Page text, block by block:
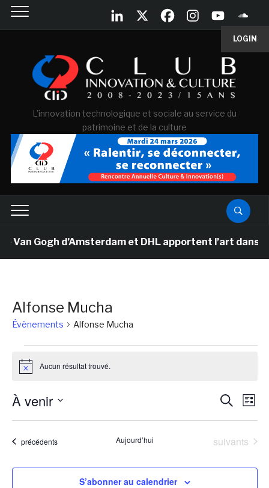
LOGIN
L'innovation technologique et sociale au service du
patrimoine et de la culture
Van Gogh d’Amsterdam et DHL apportent l’art dans
Alfonse Mucha
Évènements Alfonse Mucha
Évènements
Notice Aucun résultat trouvé.
et
Liste
À venir
Sélectionnez
Évènements
précédents Aujourd’hui Évènements
suivants
S’abonner au calendrier